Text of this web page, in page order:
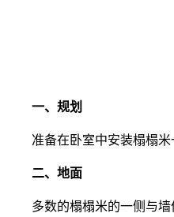
一、规划
准备在卧室中安装榻榻米一
二、地面
多数的榻榻米的一侧与墙体